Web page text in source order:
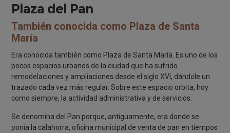
Plaza del Pan
También conocida como Plaza de Santa
María
Era conocida también como Plaza de Santa María. Es uno de los
pocos espacios urbanos de la ciudad que ha sufrido
remodelaciones y ampliaciones desde el siglo XVI, dándole un
trazado cada vez más regular. Sobre este espacio orbita, hoy
como siempre, la actividad administrativa y de servicios.
Se denomina del Pan porque, antiguamente, era donde se
ponía la calahorra, oficina municipal de venta de pan en tiempos